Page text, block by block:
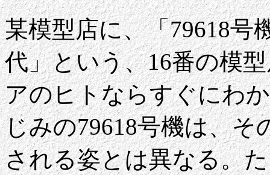
某模型店に、「79618号
代」という、16番の模
アのヒトならすぐにわ
じみの79618号機は、そ
される姿とは異なる。